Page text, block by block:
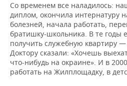
Со временем все наладилось:
диплом, окончила интернатуру
болезней, начала работать,
братишку-школьника. В те
получить служебную квартиру
Доктору сказали: «Хочешь
что-нибудь на окраине». И в
работать на Жилплощадку, в